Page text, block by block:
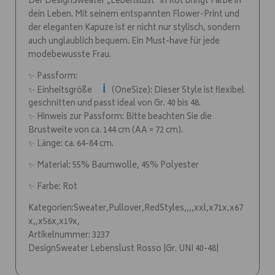
dein Leben. Mit seinem entspannten Flower-Print und
der eleganten Kapuze ist er nicht nur stylisch, sondern
auch unglaublich bequem. Ein Must-have für jede
modebewusste Frau.
✨ Passform:
✨ Einheitsgröße
ℹ️ (OneSize): Dieser Style ist flexibel
geschnitten und passt ideal von Gr. 40 bis 48.
✨ Hinweis zur Passform: Bitte beachten Sie die
Brustweite von ca. 144 cm (AA = 72 cm).
✨ Länge: ca. 64-84 cm.
✨ Material: 55% Baumwolle, 45% Polyester
✨ Farbe: Rot
Kategorien:Sweater,Pullover,RedStyles,,,,xxl,x71x,x67
x,,x56x,x19x,
Artikelnummer: 3237
DesignSweater Lebenslust Rosso |Gr. UNI 40-48|